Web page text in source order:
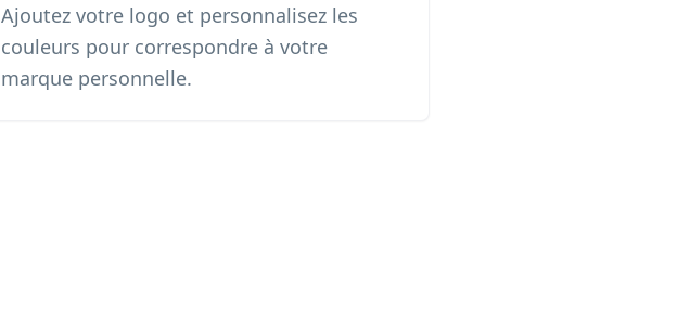
Ajoutez votre logo et personnalisez les
couleurs pour correspondre à votre
marque personnelle.